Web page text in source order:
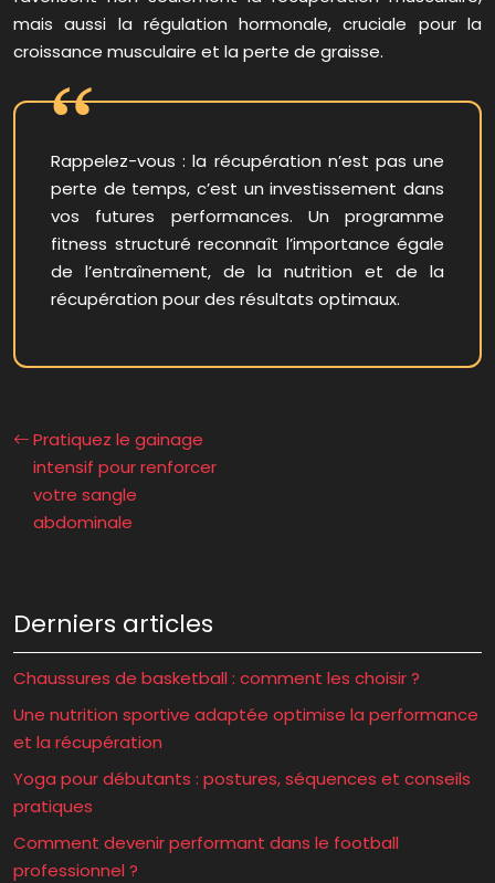
mais aussi la régulation hormonale, cruciale pour la
croissance musculaire et la perte de graisse.
Rappelez-vous : la récupération n’est pas une
perte de temps, c’est un investissement dans
vos futures performances. Un programme
fitness structuré reconnaît l’importance égale
de l’entraînement, de la nutrition et de la
récupération pour des résultats optimaux.
Pratiquez le gainage
intensif pour renforcer
votre sangle
abdominale
Derniers articles
Chaussures de basketball : comment les choisir ?
Une nutrition sportive adaptée optimise la performance
et la récupération
Yoga pour débutants : postures, séquences et conseils
pratiques
Comment devenir performant dans le football
professionnel ?